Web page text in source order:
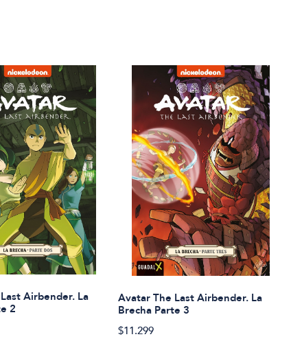
Airbender. La
2
Avatar The Last Airbender. La
Brecha Parte 3
$11.299